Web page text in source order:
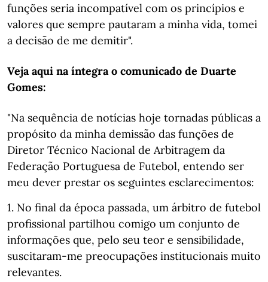
funções seria incompatível com os princípios e
valores que sempre pautaram a minha vida, tomei
a decisão de me demitir".
Veja aqui na íntegra o comunicado de Duarte
Gomes:
"Na sequência de notícias hoje tornadas públicas a
propósito da minha demissão das funções de
Diretor Técnico Nacional de Arbitragem da
Federação Portuguesa de Futebol, entendo ser
meu dever prestar os seguintes esclarecimentos:
1. No final da época passada, um árbitro de futebol
profissional partilhou comigo um conjunto de
informações que, pelo seu teor e sensibilidade,
suscitaram-me preocupações institucionais muito
relevantes.